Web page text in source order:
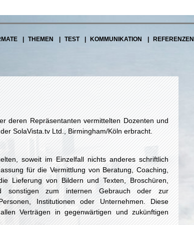
THEMEN TEST KOMMUNIKATION REFERENZEN
deren Repräsentanten vermittelten Dozenten und
SolaVista.tv Ltd., Birmingham/Köln erbracht.
soweit im Einzelfall nichts anderes schriftlich
für die Vermittlung von Beratung, Coaching,
Lieferung von Bildern und Texten, Broschüren,
sonstigen zum internen Gebrauch oder zur
Institutionen oder Unternehmen. Diese
Verträgen in gegenwärtigen und zukünftigen